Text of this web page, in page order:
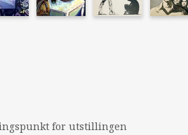
for utstillingen